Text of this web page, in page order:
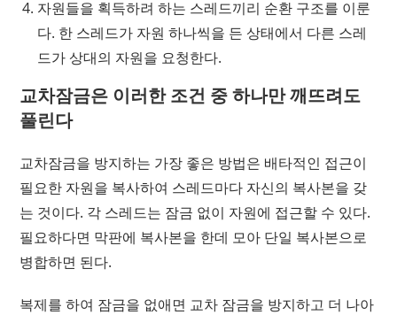
자원들을 획득하려 하는 스레드끼리 순환 구조를 이룬
다. 한 스레드가 자원 하나씩을 든 상태에서 다른 스레
드가 상대의 자원을 요청한다.
교차잠금은 이러한 조건 중 하나만 깨뜨려도
풀린다
교차잠금을 방지하는 가장 좋은 방법은 배타적인 접근이
필요한 자원을 복사하여 스레드마다 자신의 복사본을 갖
는 것이다. 각 스레드는 잠금 없이 자원에 접근할 수 있다.
필요하다면 막판에 복사본을 한데 모아 단일 복사본으로
병합하면 된다.
복제를 하여 잠금을 없애면 교차 잠금을 방지하고 더 나아